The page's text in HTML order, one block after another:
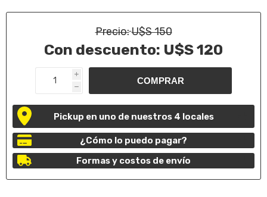
Precio:U$S 150
Con descuento: U$S 120
i
h
Pickup en uno de nuestros 4 locales
¿Cómo lo puedo pagar?
Formas y costos de envío